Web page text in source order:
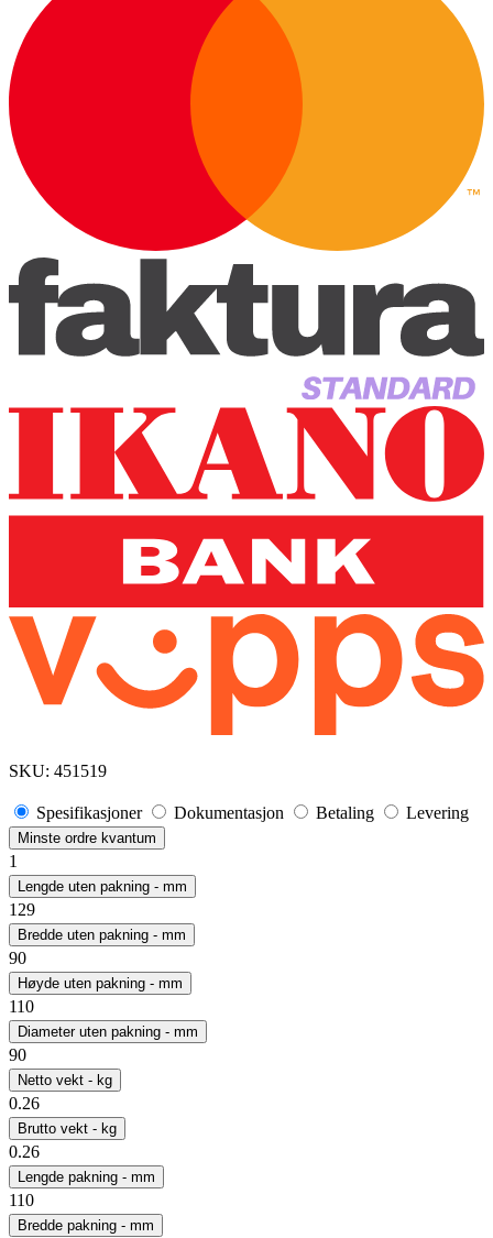
SKU: 451519
Spesifikasjoner Dokumentasjon Betaling Levering
Minste ordre kvantum
1
Lengde uten pakning - mm
129
Bredde uten pakning - mm
90
Høyde uten pakning - mm
110
Diameter uten pakning - mm
90
Netto vekt - kg
0.26
Brutto vekt - kg
0.26
Lengde pakning - mm
110
Bredde pakning - mm